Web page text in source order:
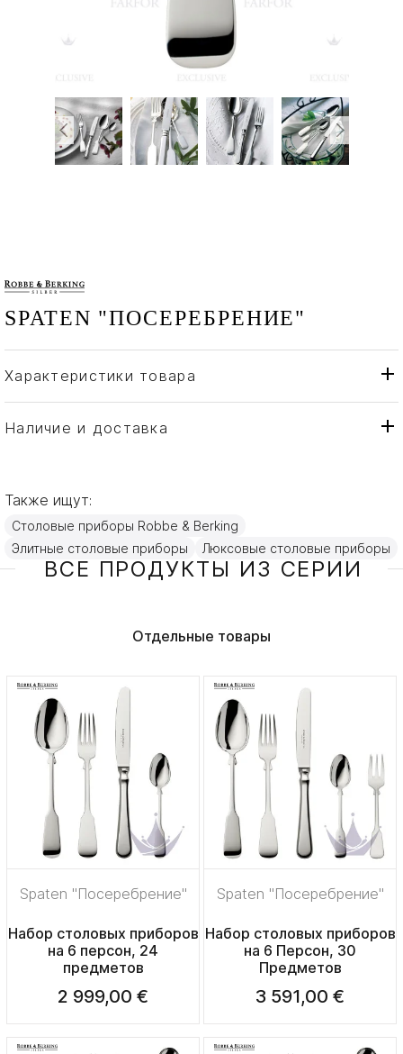
SPATEN "ПОСЕРЕБРЕНИЕ"
Характеристики товара
Бренд
Robbe & Berking
Страна производителя
Наличие и доставка
Также ищут:
Столовые приборы Robbe & Berking
Элитные столовые приборы
Люксовые столовые приборы
ВСЕ ПРОДУКТЫ ИЗ СЕРИИ
Отдельные товары
Spaten "Посеребрение"
Набор столовых приборов
на 6 персон, 24
предметов
2 999,00 €
Spaten "Посеребрение"
Набор столовых приборов
на 6 Персон, 30
Предметов
3 591,00 €